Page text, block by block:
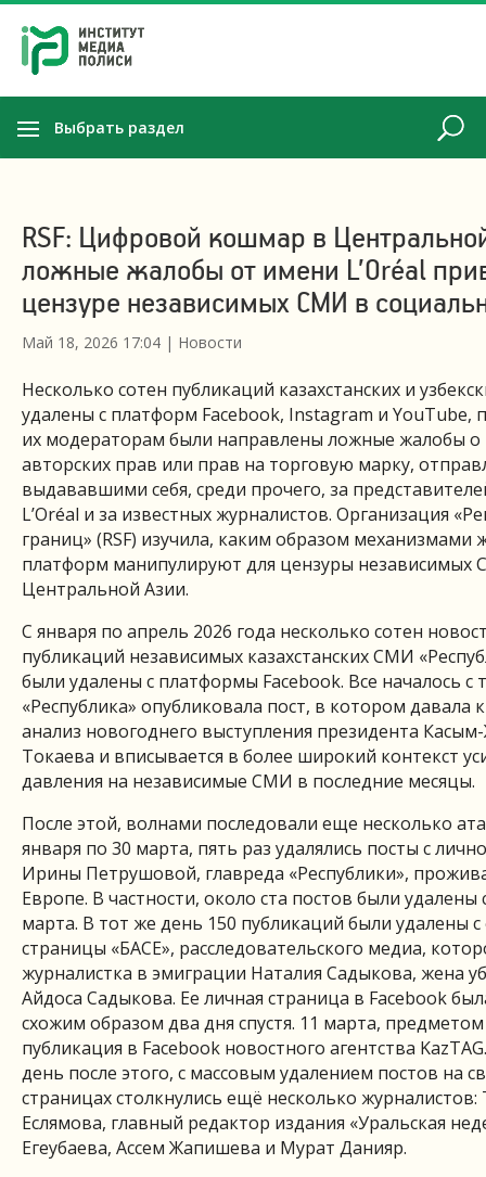
Выбрать раздел
RSF: Цифровой кошмар в
ложные жалобы от имени L’Oréal
цензуре независимых СМИ в
Май 18, 2026 17:04 | Новости
Несколько сотен публикаций казахстанских и
удалены с платформ Facebook, Instagram и YouTube,
их модераторам были направлены ложные жалобы
авторских прав или прав на торговую марку,
выдававшими себя, среди прочего, за
L’Oréal и за известных журналистов. Организация
границ» (RSF) изучила, каким образом механизмами
платформ манипулируют для цензуры независимых
Центральной Азии.
С января по апрель 2026 года несколько сотен
публикаций независимых казахстанских СМИ
были удалены с платформы Facebook. Все началось с
«Республика» опубликовала пост, в котором давала
анализ новогоднего выступления президента
Токаева и вписывается в более широкий контекст
давления на независимые СМИ в последние месяцы.
После этой, волнами последовали еще несколько
января по 30 марта, пять раз удалялись посты с
Ирины Петрушовой, главреда «Республики»,
Европе. В частности, около ста постов были удалены
марта. В тот же день 150 публикаций были удалены с
страницы «БАСЕ», расследовательского медиа,
журналистка в эмиграции Наталия Садыкова, жена
Айдоса Садыкова. Ее личная страница в Facebook
схожим образом два дня спустя. 11 марта,
публикация в Facebook новостного агентства
день после этого, с массовым удалением постов на
страницах столкнулись ещё несколько
Еслямова, главный редактор издания «Уральская
Егеубаева, Ассем Жапишева и Мурат Данияр.